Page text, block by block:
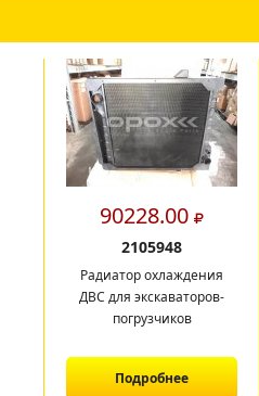
90228.00
2105948
Радиатор охлаждения
ДВС для экскаваторов-
погрузчиков
Подробнее